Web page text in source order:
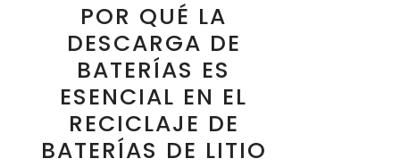
POR QUÉ LA
DESCARGA DE
BATERÍAS ES
ESENCIAL EN EL
RECICLAJE DE
BATERÍAS DE LITIO